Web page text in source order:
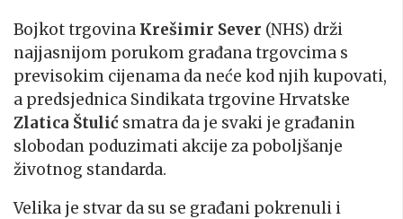
Bojkot trgovina Krešimir Sever (NHS) drži
najjasnijom porukom građana trgovcima s
previsokim cijenama da neće kod njih kupovati,
a predsjednica Sindikata trgovine Hrvatske
Zlatica Štulić smatra da je svaki je građanin
slobodan poduzimati akcije za poboljšanje
životnog standarda.
Velika je stvar da su se građani pokrenuli i